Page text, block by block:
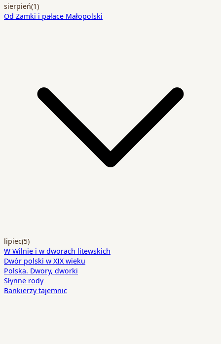
sierpień(1)
Od Zamki i pałace Małopolski
lipiec(5)
W Wilnie i w dworach litewskich
Dwór polski w XIX wieku
Polska. Dwory, dworki
Słynne rody
Bankierzy tajemnic